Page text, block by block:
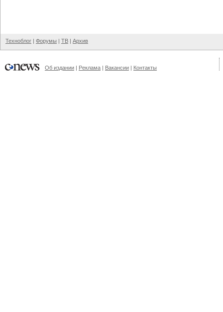
Техноблог | Форумы | ТВ | Архив
Об издании | Реклама | Вакансии | Контакты